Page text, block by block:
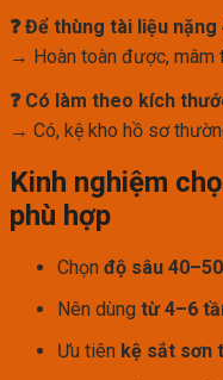
❓ Để thùng tài liệu
→ Hoàn toàn được, mâm
❓ Có làm theo kích
→ Có, kệ kho hồ sơ
Kinh nghiệm
phù hợp
Chọn độ sâu
Nên dùng từ 4–6
Ưu tiên kệ sắt sơn